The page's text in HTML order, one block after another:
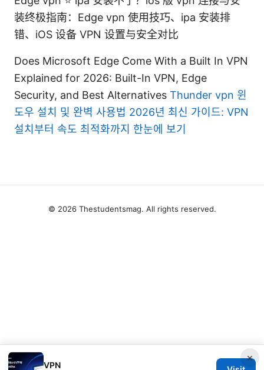
装终极指南：Edge vpn 使用技巧、ipa 安装排
错、iOS 设备 VPN 设置与安全对比
Does Microsoft Edge Come With a Built In VPN
Explained for 2026: Built-In VPN, Edge
Security, and Best Alternatives Thunder vpn 윈
도우 설치 및 완벽 사용법 2026년 최신 가이드: VPN
설치부터 속도 최적화까지 한눈에 보기
×
VPN
© 2026 Thestudentsmag. All rights reserved.